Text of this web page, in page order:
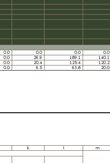
0.0 0.0 0.0 0.0
0.0 26.9 189.1 140.1
0.0 20.4 125.4 120.2
0.0 6.5 63.8 20.0
k l m